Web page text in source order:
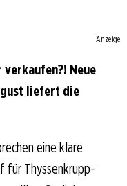
Anzeige
Neue
liefert die
eine klare
für Thyssenkrupp-